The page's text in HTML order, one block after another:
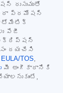
రుసుముతో
ప్రమోషన్
పేజీ
దయచేసి
EULA/TOS,
మీ అంగీకారానికి